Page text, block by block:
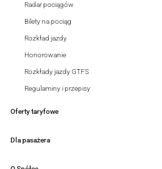
Radar pociągów
Bilety na pociąg
Rozkład jazdy
Honorowanie
Rozkłady jazdy GTFS
Regulaminy i przepisy
Oferty taryfowe
Dla pasażera